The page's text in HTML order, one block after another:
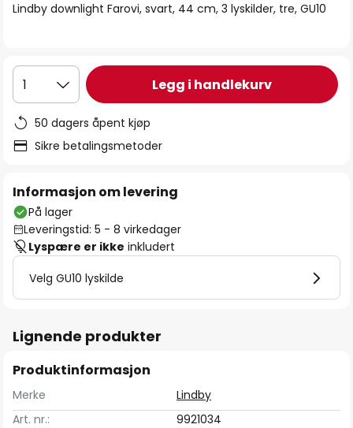
Lindby downlight Farovi, svart, 44 cm, 3 lyskilder, tre, GU10
1 Legg i handlekurv
50 dagers åpent kjøp
Sikre betalingsmetoder
Informasjon om levering
På lager
Leveringstid: 5 - 8 virkedager
Lyspære er ikke inkludert
Velg GU10 lyskilde
Lignende produkter
Produktinformasjon
Merke
Lindby
Art. nr.:
9921034